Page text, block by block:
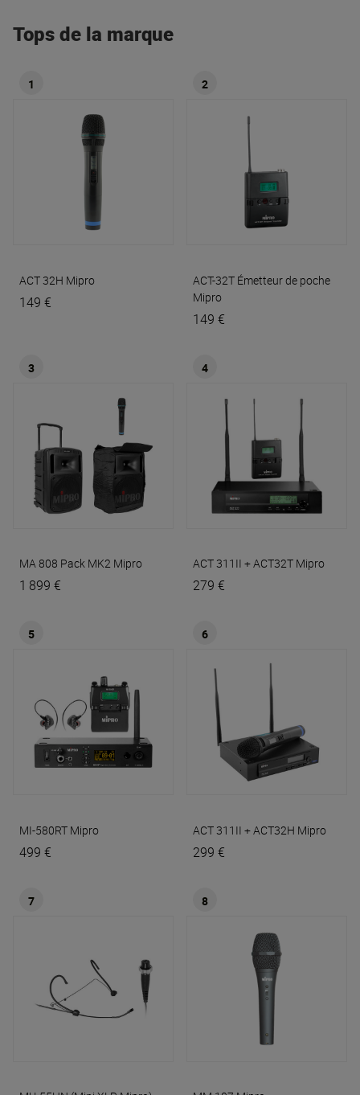
Tops de la marque
1
ACT 32H Mipro
149 €
2
ACT-32T Émetteur de poche
Mipro
149 €
3
MA 808 Pack MK2 Mipro
1 899 €
4
ACT 311II + ACT32T Mipro
279 €
5
MI-580RT Mipro
499 €
6
ACT 311II + ACT32H Mipro
299 €
7 8